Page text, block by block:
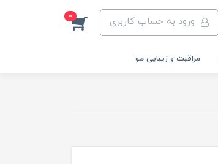
ورود به حساب کاربری 0
مراقبت و زیبایی مو